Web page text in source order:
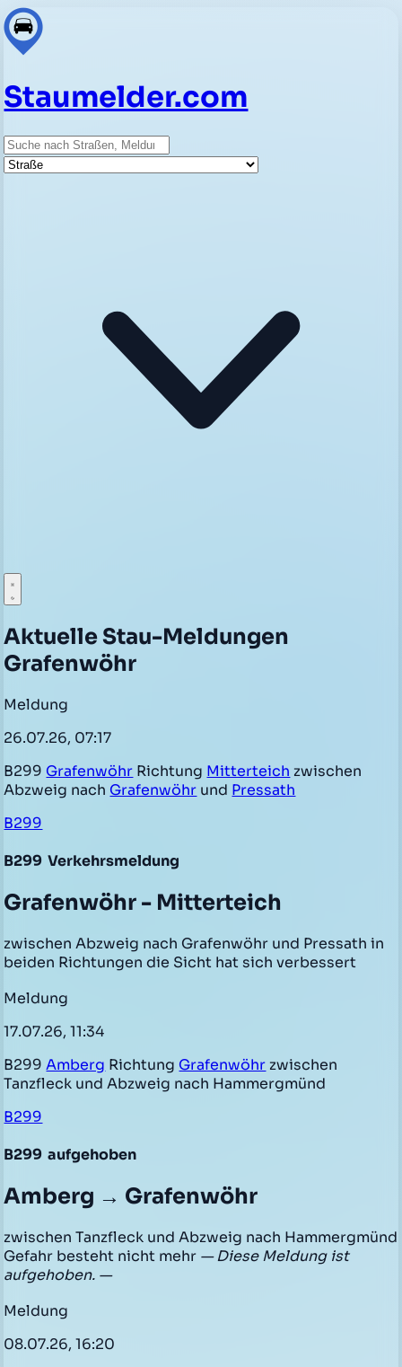
Staumelder.com
Suche
Straße
Aktuelle Stau-Meldungen
Grafenwöhr
Meldung
26.07.26, 07:17
B299 Grafenwöhr Richtung Mitterteich zwischen
Abzweig nach Grafenwöhr und Pressath
B299
B299 Verkehrsmeldung
Grafenwöhr - Mitterteich
zwischen Abzweig nach Grafenwöhr und Pressath in
beiden Richtungen die Sicht hat sich verbessert
Meldung
17.07.26, 11:34
B299Amberg Richtung Grafenwöhr zwischen
Tanzfleck und Abzweig nach Hammergmünd
B299
B299 aufgehoben
Amberg → Grafenwöhr
zwischen Tanzfleck und Abzweig nach Hammergmünd
Gefahr besteht nicht mehr — Diese Meldung ist
aufgehoben. —
Meldung
08.07.26, 16:20